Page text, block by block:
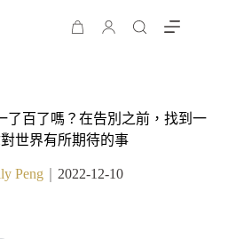
了百了嗎？在告別之前，找到一
世界有所期待的事
Peng 2022-12-10